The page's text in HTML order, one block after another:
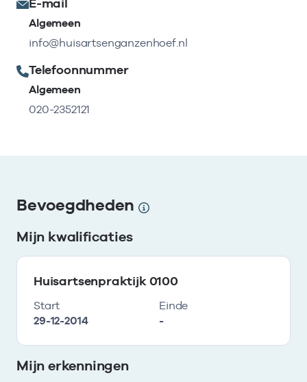
E-mail
Algemeen
info@huisartsenganzenhoef.nl
Telefoonnummer
Algemeen
020-2352121
Bevoegdheden
Mijn kwalificaties
Huisartsenpraktijk 0100
Start
29-12-2014
Einde
-
Mijn erkenningen